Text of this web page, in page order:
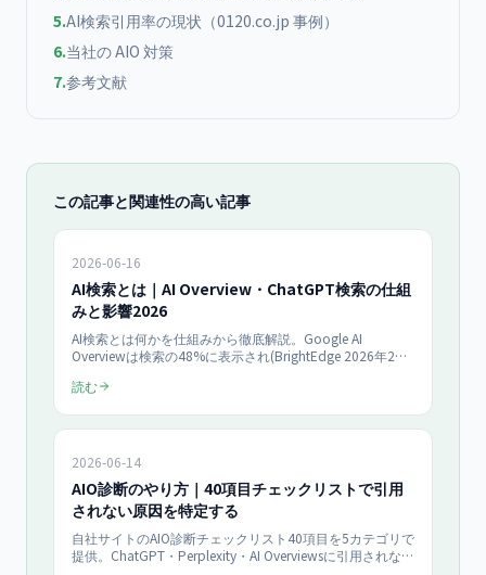
5.AI検索引用率の現状（0120.co.jp 事例）
6.当社の AIO 対策
7.参考文献
この記事と関連性の高い記事
2026-06-16
AI検索とは｜AI Overview・ChatGPT検索の仕組
みと影響2026
AI検索とは何かを仕組みから徹底解説。Google AI
Overviewは検索の48%に表示され(BrightEdge 2026年2月
(SEOClarity調査)。AI Overview・ChatGPT検索・
読む
2026-06-14
AIO診断のやり方｜40項目チェックリストで引用
されない原因を特定する
自社サイトのAIO診断チェックリスト40項目を5カテゴリで
提供。ChatGPT・Perplexity・AI Overviewsに引用されない